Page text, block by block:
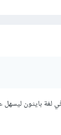
لغة بايثون ليسهل